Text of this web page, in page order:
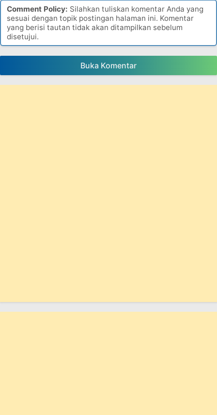
Comment Policy: Silahkan tuliskan komentar Anda yang
sesuai dengan topik postingan halaman ini. Komentar
yang berisi tautan tidak akan ditampilkan sebelum
disetujui.
Buka Komentar